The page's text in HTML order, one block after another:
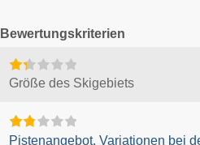
Bewertungskriterien
Größe des Skigebiets
Pistenangebot, Variationen bei